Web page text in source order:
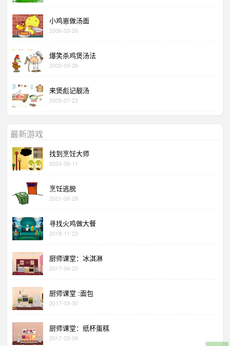
小鸡崽做汤面
2006-03-26
爆笑杀鸡煲汤法
2005-09-26
来煲彪记靓汤
2005-07-23
最新游戏
找到烹饪大师
2024-06-11
烹饪逃脱
2021-06-28
寻找火鸡做大餐
2018-11-23
厨师课堂：冰淇淋
2017-04-20
厨师课堂 :面包
2017-03-30
厨师课堂：纸杯蛋糕
2017-03-08